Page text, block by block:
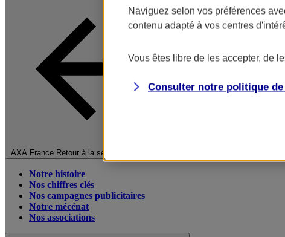
AXA France Retour à la section précédente
Notre histoire
Nos chiffres clés
Nos campagnes publicitaires
Notre mécénat
Nos associations
Naviguez selon vos préférences
contenu adapté à vos centres
Vous êtes libre de les accepter, de
Consulter notre politique de